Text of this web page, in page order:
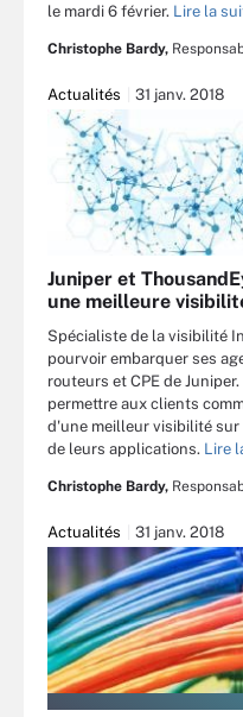
le mardi 6 février. Lire la
Christophe Bardy,
Actualités 31 janv. 2018
Juniper et
une meilleure
Spécialiste de la visibilité
pourvoir embarquer ses
routeurs et CPE de
permettre aux clients
d'une meilleur visibilité sur
de leurs applications. Lire
Christophe Bardy,
Actualités 31 janv. 2018